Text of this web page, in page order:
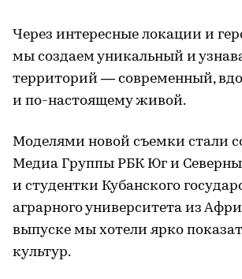
Через интересные локации и
мы создаем уникальный и
территорий — современный,
и по-настоящему живой.
Моделями новой съемки стали
Медиа Группы РБК Юг и
и студентки Кубанского
аграрного университета из
выпуске мы хотели ярко
культур.